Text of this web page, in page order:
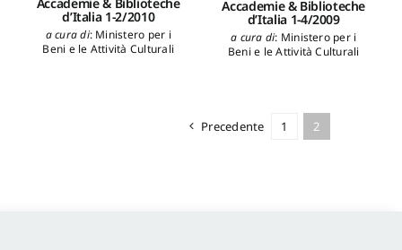
d’Italia 1-2/2010
a cura di: Ministero per i
Beni e le Attività Culturali
Accademie & Biblioteche
d’Italia 1-4/2009
a cura di: Ministero per i
Beni e le Attività Culturali
Precedente 1 2